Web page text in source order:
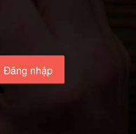
Đăng nhập